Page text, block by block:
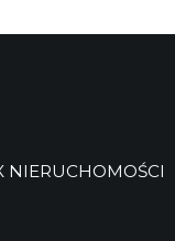
NIERUCHOMOŚCI